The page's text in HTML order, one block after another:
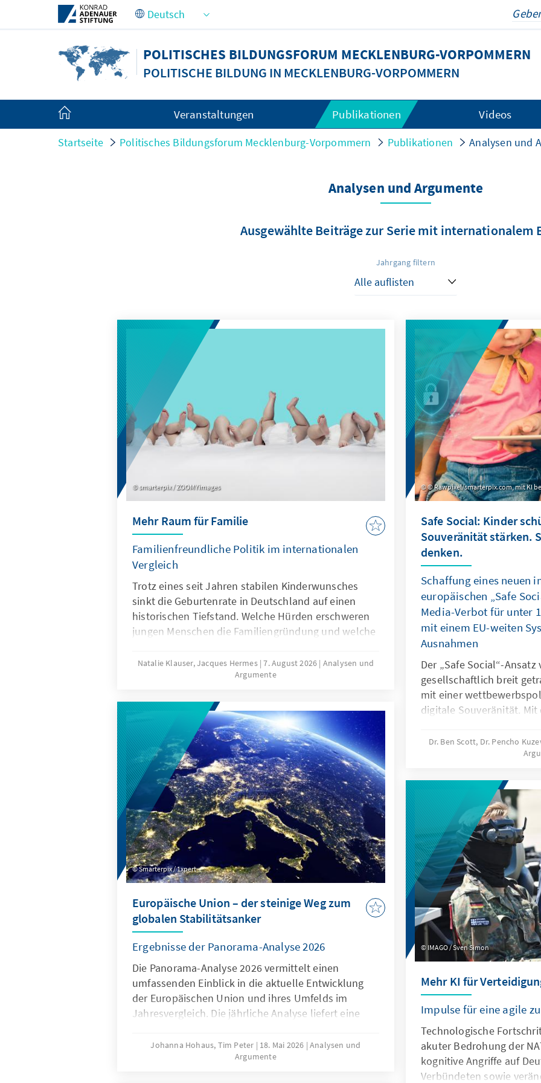
Zum Hauptinhalt springen
POLITISCHES BILDUNGSFORUM MECKLENBURG-VORPOMMERN
POLITISCHE BILDUNG IN MECKLENBURG-VORPOMMERN
Veranstaltungen Publikationen Videos
Startseite Politisches Bildungsforum Mecklenburg-Vorpommern Publikationen Analysen und
Analysen und Argumente
Ausgewählte Beiträge zur Serie mit internationalem
Jahrgang filtern
smarterpix / ZOOMYimages
Mehr Raum für Familie
Familienfreundliche Politik im internationalen
Vergleich
Trotz eines seit Jahren stabilen Kinderwunsches
sinkt die Geburtenrate in Deutschland auf einen
historischen Tiefstand. Welche Hürden erschweren
jungen Menschen die Familiengründung und welche
beitragen, dass mehr Kinderwünsche verwirklicht
werden? Aktuelle Forschungsergebnisse und ein
Länder liefern Hinweise für eine bedarfsgerechte
Weiterentwicklung der Familienpolitik in
Deutschland.
Natalie Klauser, Jacques Hermes 7. August 2026 Analysen und
Argumente
© Rawpixel/smarterpix.com, mit KI
Safe Social: Kinder
Souveränität stärken.
denken.
Schaffung eines neuen
europäischen „Safe
Media-Verbot für unter
mit einem EU-weiten
Ausnahmen
Der „Safe Social“-
gesellschaftlich breit
mit einer
digitale Souveränität.
gefährliche digitale
Untätigkeit
Ausnahmen verbunden
digitale Dienste neu
wirksam geschützt
für europäische
geöffnet werden.
Dr. Ben Scott, Dr. Pencho
Smarterpix / 1xpert
Europäische Union – der steinige Weg zum
globalen Stabilitätsanker
Ergebnisse der Panorama-Analyse 2026
Die Panorama-Analyse 2026 vermittelt einen
umfassenden Einblick in die aktuelle Entwicklung
der Europäischen Union und ihres Umfelds im
Jahresvergleich. Die jährliche Analyse liefert eine
Bereichen Innovation und Wettbewerbsfähigkeit,
Europapolitische Ausrichtung der Mitgliedstaaten
Johanna Hohaus, Tim Peter 18. Mai 2026 Analysen und
Argumente
IMAGO / Sven Simon
Mehr KI für
Impulse für eine agile
Technologische
akuter Bedrohung der
kognitive Angriffe auf
Verbündeten sowie